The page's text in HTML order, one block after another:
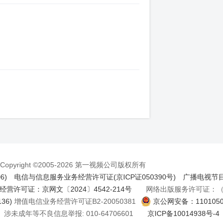
Copyright ©2005-2026 第一视频公司版权所有
电信与信息服务业务经营许可证(京ICP证050390号)
广播电视节
营许可证：京网文〔2024〕4542-214号网络出版服务许可证：（
增值电信业务经营许可证B2-20050381
京公网安备：
未成年等不良信息举报: 010-64706601 京ICP备10014938号-4